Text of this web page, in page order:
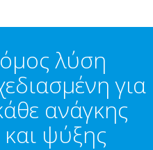
λύση
για
ανάγκης
ψύξης